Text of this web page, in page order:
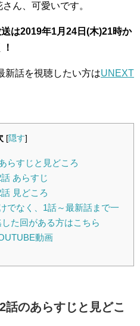
ん、可愛いです。
は2019年1月24日(木)21時か
新話を視聴したい方はUNEXT
[隠す]
らすじと見どころ
あらすじ
見どころ
でなく、1話～最新話まで一
た回がある方はこちら
動画
話のあらすじと見どこ